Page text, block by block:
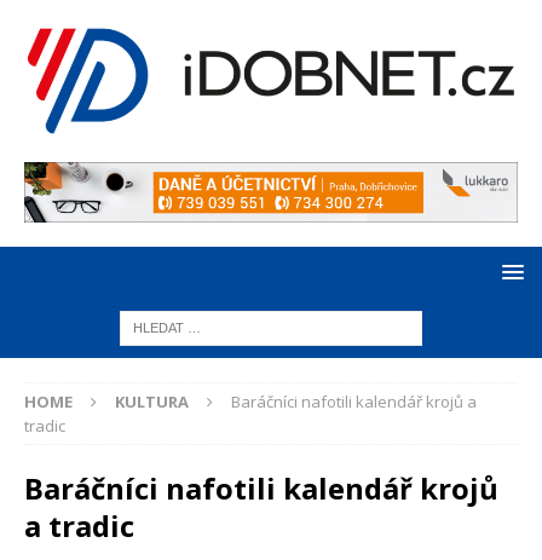
HOME KULTURA
Baráčníci nafotili kalendář krojů a
tradic
Baráčníci nafotili kalendář krojů
a tradic